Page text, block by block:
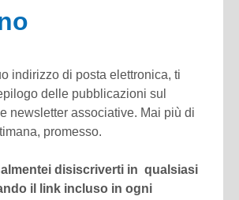
indirizzo di posta elettronica, ti
delle pubblicazioni sul
newsletter associative. Mai più di
promesso.
disiscriverti in qualsiasi
il link incluso in ogni